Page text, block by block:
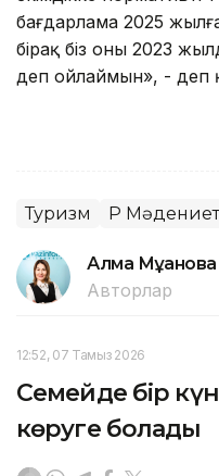
бағдарлама 2025
бірақ біз оны 2023
деп ойлаймын», - деп
Туризм ҚР
Алма Мұқанова
Авторлар
12:52, 07 Тамыз 2026
Семейде бір
көруге болады